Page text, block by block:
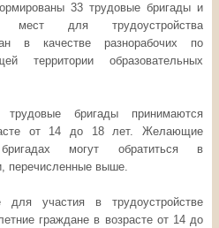
33 трудовые бригады и
для трудоустройства
в качестве разнорабочих по
территории образовательных
бригады принимаются
от 14 до 18 лет. Желающие
могут обратиться в
перечисленные выше.
для участия в трудоустройстве
граждане в возрасте от 14 до